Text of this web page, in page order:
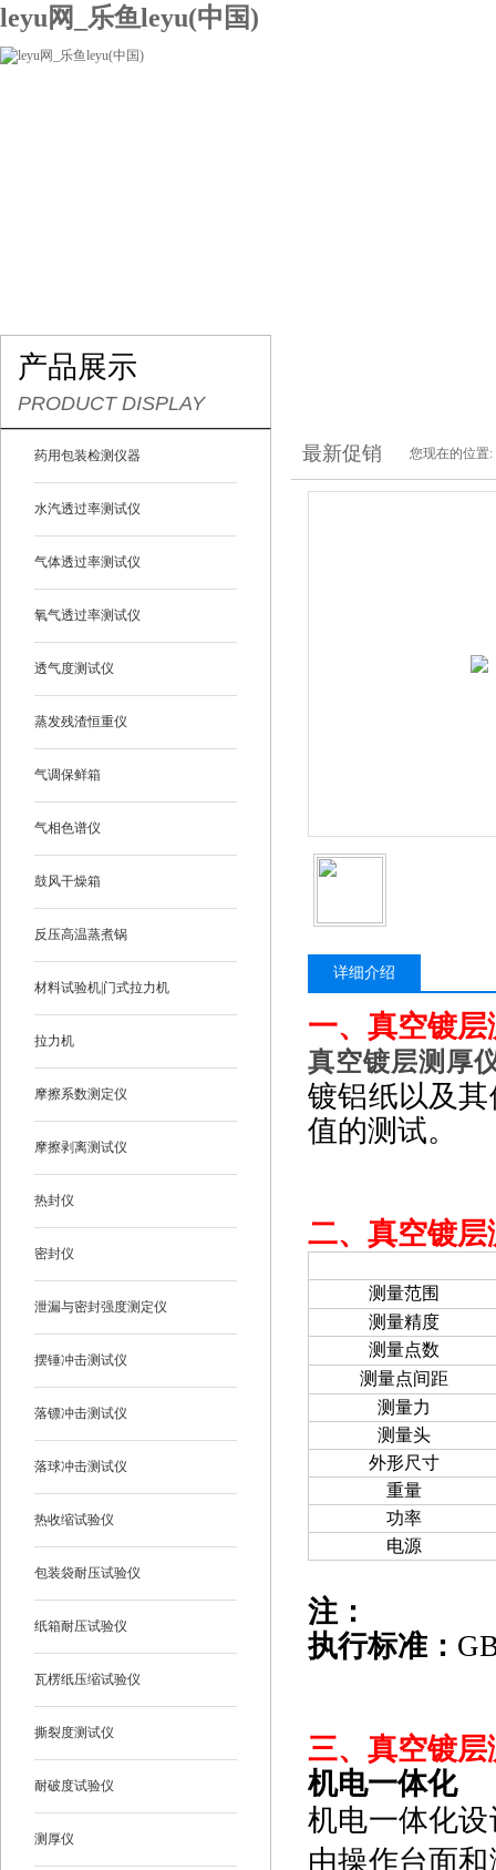
leyu网_乐鱼leyu(中国)
产品展示
PRODUCT DISPLAY
药用包装检测仪器
水汽透过率测试仪
气体透过率测试仪
氧气透过率测试仪
透气度测试仪
蒸发残渣恒重仪
气调保鲜箱
气相色谱仪
鼓风干燥箱
反压高温蒸煮锅
材料试验机|门式拉力机
拉力机
摩擦系数测定仪
摩擦剥离测试仪
热封仪
密封仪
泄漏与密封强度测定仪
摆锤冲击测试仪
落镖冲击测试仪
落球冲击测试仪
热收缩试验仪
包装袋耐压试验仪
纸箱耐压试验仪
瓦楞纸压缩试验仪
撕裂度测试仪
耐破度试验仪
测厚仪
最新促销 您现在的位置:
详细介绍
一、 真空镀
真空镀层测厚
镀铝纸以及
值的测试。
二、 真空镀
测量范围
测量精度
测量点数
测量点间距
测量力
测量头
外形尺寸
重量
功率
电源
注：
执行标准：
三、 真空镀
机电一体化
机电一体化
由操作台面